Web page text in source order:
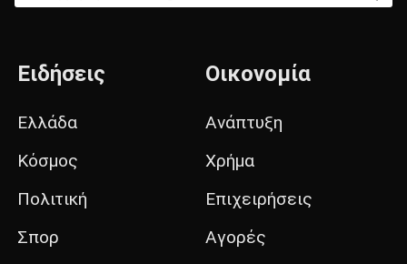
Ειδήσεις
Ελλάδα
Κόσμος
Πολιτική
Σπορ
Οικονομία
Ανάπτυξη
Χρήμα
Επιχειρήσεις
Αγορές